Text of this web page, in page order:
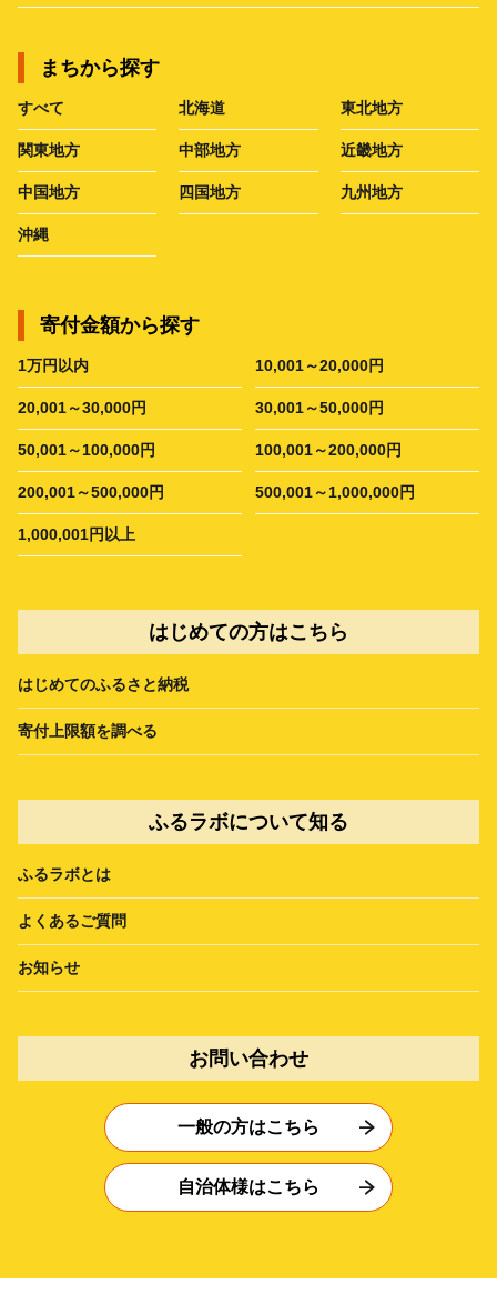
まちから探す
すべて 北海道 東北地方
関東地方 中部地方 近畿地方
中国地方 四国地方 九州地方
沖縄
寄付金額から探す
1万円以内 10,001～20,000円
20,001～30,000円 30,001～50,000円
50,001～100,000円 100,001～200,000円
200,001～500,000円 500,001～1,000,000円
1,000,001円以上
はじめての方はこちら
はじめてのふるさと納税
寄付上限額を調べる
ふるラボについて知る
ふるラボとは
よくあるご質問
お知らせ
お問い合わせ
一般の方はこちら
自治体様はこちら